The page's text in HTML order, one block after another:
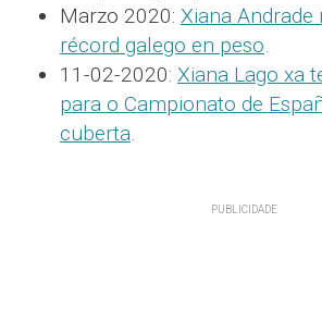
Marzo 2020: Xiana
récord galego en peso
11-02-2020: Xiana Lago xa
para o Campionato de
cuberta